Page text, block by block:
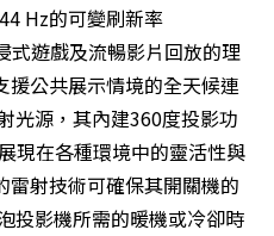
Hz的可變刷新率
式遊戲及流暢影片回放的理
援公共展示情境的全天候連
光源，其內建360度投影功
現在各種環境中的靈活性與
雷射技術可確保其開關機的
投影機所需的暖機或冷卻時